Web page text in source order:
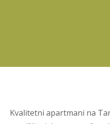
Kvalitetni apartmani na